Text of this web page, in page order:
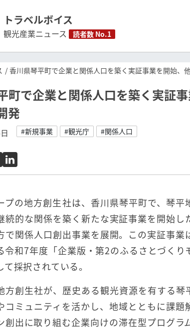
トラベルボイス
観光産業ニュース 読者数 No.1
香川県琴平町で企業と関係人口を築く実証事業を開始、
町で企業と関係人口を築く実証
発
#新規事業 #観光庁 #関係人口
プの地方創生社は、香川県琴平町で、琴平
続的な関係を築く新たな実証事業を開始し
で関係人口創出事業を展開。この実証事業
令和7年度「企業版・第2のふるさとづくり
採択されている。
方創生社が、歴史ある観光資源を有する琴
コミュニティを活かし、地域とともに課題
創出に取り組む企業向けの滞在型プログ